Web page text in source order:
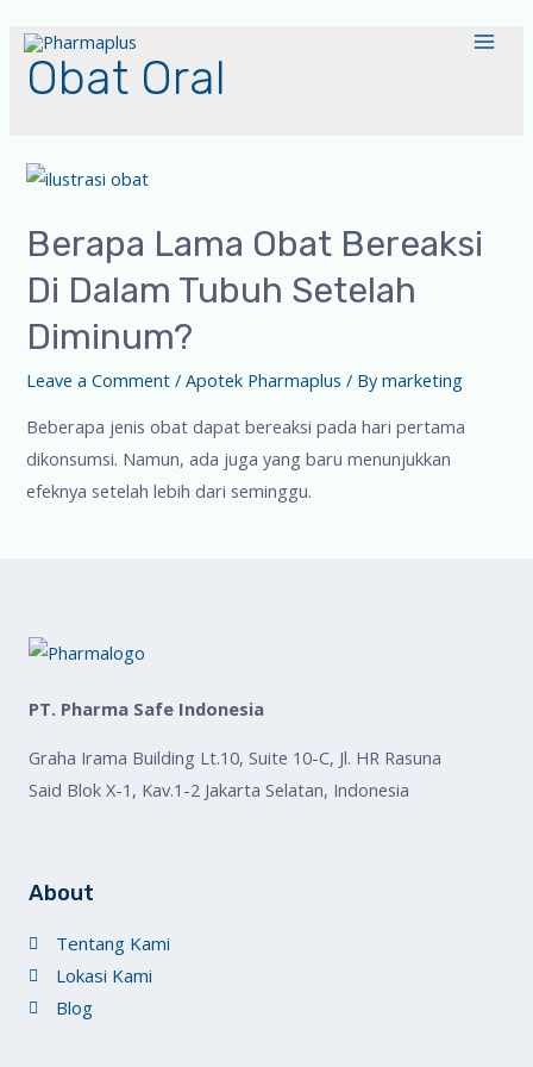
Obat Oral
Berapa Lama Obat Bereaksi
Di Dalam Tubuh Setelah
Diminum?
Leave a Comment /Apotek Pharmaplus / Bymarketing
Beberapa jenis obat dapat bereaksi pada hari pertama
dikonsumsi. Namun, ada juga yang baru menunjukkan
efeknya setelah lebih dari seminggu.
PT. Pharma Safe Indonesia
Graha Irama Building Lt.10, Suite 10-C, Jl. HR Rasuna
Said Blok X-1, Kav.1-2 Jakarta Selatan, Indonesia
About
Tentang Kami
Lokasi Kami
Blog